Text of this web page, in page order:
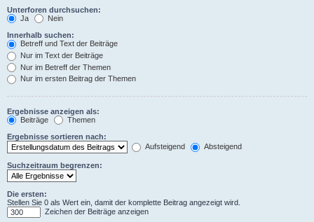
Unterforen durchsuchen:
Ja
Nein
Innerhalb suchen:
Betreff und Text der Beiträge
Nur im Text der Beiträge
Nur im Betreff der Themen
Nur im ersten Beitrag der Themen
Ergebnisse anzeigen als:
Beiträge
Themen
Ergebnisse sortieren nach:
Aufsteigend
Absteigend
Suchzeitraum begrenzen:
Die ersten:
Stellen Sie 0 als Wert ein, damit der komplette Beitrag angezeigt wird.
Zeichen der Beiträge anzeigen